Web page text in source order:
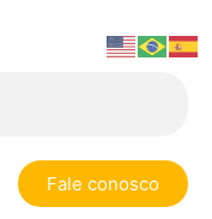
Fale conosco